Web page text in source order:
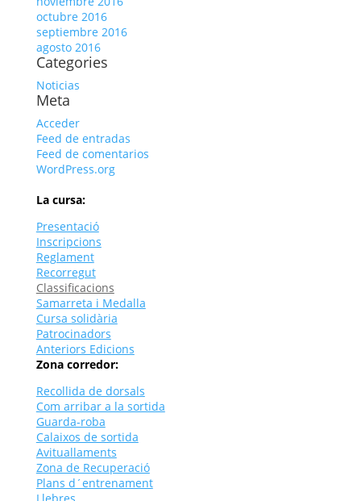
octubre 2016
septiembre 2016
agosto 2016
Categories
Noticias
Meta
Acceder
Feed de entradas
Feed de comentarios
WordPress.org
La cursa:
Presentació
Inscripcions
Reglament
Recorregut
Classificacions
Samarreta i Medalla
Cursa solidària
Patrocinadors
Anteriors Edicions
Zona corredor:
Recollida de dorsals
Com arribar a la sortida
Guarda-roba
Calaixos de sortida
Avituallaments
Zona de Recuperació
Plans d´entrenament